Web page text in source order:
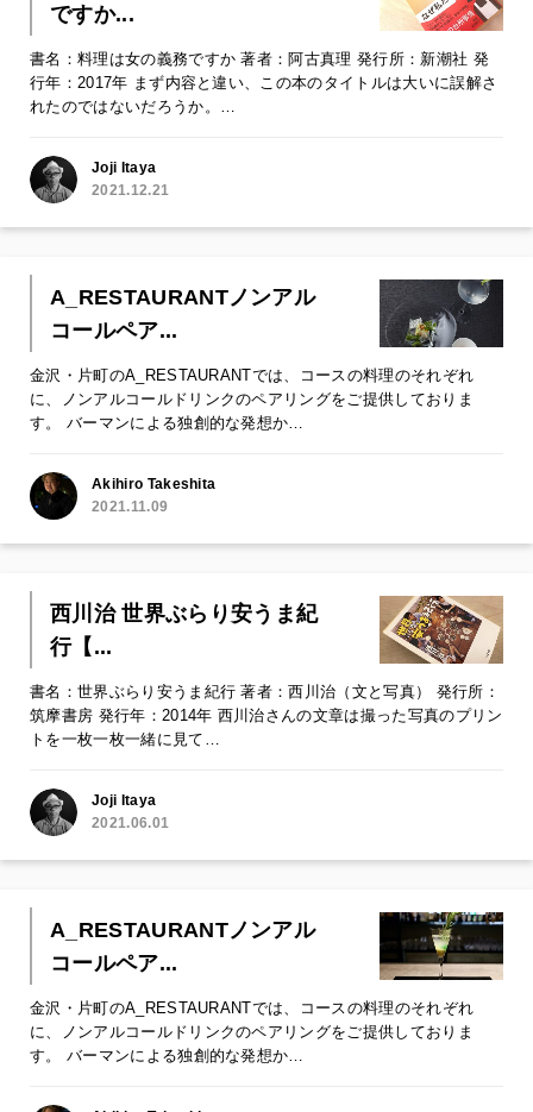
ですか...
書名：料理は女の義務ですか 著者：阿古真理 発行所：新潮社 発
行年：2017年 まず内容と違い、この本のタイトルは大いに誤解さ
れたのではないだろうか。…
Joji Itaya
2021.12.21
A_RESTAURANTノンアル
コールペア...
金沢・片町のA_RESTAURANTでは、コースの料理のそれぞれ
に、ノンアルコールドリンクのペアリングをご提供しておりま
す。 バーマンによる独創的な発想か…
Akihiro Takeshita
2021.11.09
西川治 世界ぶらり安うま紀
行【...
書名：世界ぶらり安うま紀行 著者：西川治（文と写真） 発行所：
筑摩書房 発行年：2014年 西川治さんの文章は撮った写真のプリン
トを一枚一枚一緒に見て…
Joji Itaya
2021.06.01
A_RESTAURANTノンアル
コールペア...
金沢・片町のA_RESTAURANTでは、コースの料理のそれぞれ
に、ノンアルコールドリンクのペアリングをご提供しておりま
す。 バーマンによる独創的な発想か…